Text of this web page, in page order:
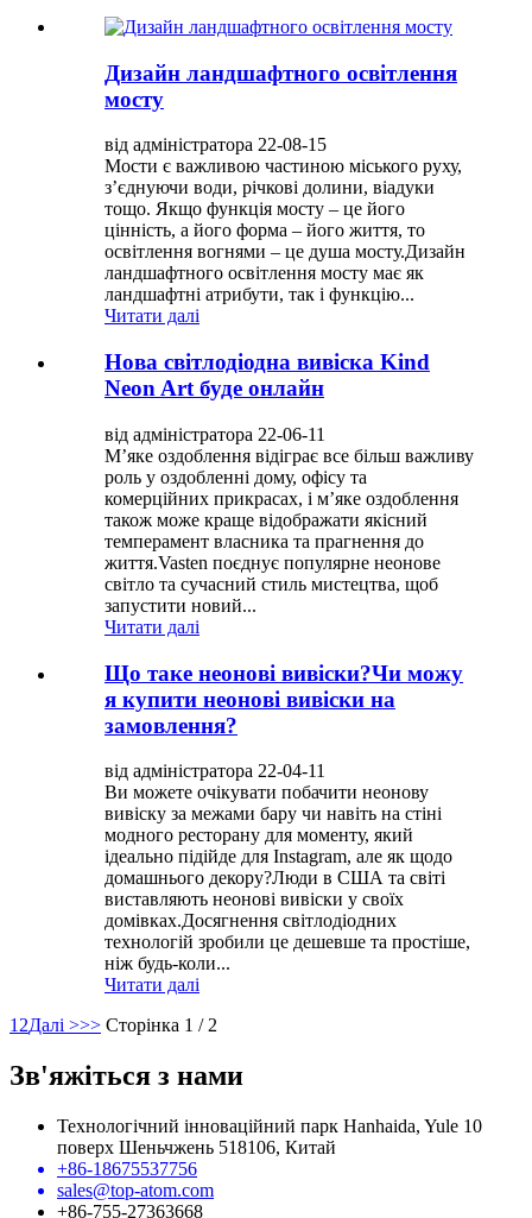
Дизайн ландшафтного освітлення
мосту
від адміністратора 22-08-15
Мости є важливою частиною міського руху,
з’єднуючи води, річкові долини, віадуки
тощо. Якщо функція мосту – це його
цінність, а його форма – його життя, то
освітлення вогнями – це душа мосту.Дизайн
ландшафтного освітлення мосту має як
ландшафтні атрибути, так і функцію...
Читати далі
Нова світлодіодна вивіска Kind
Neon Art буде онлайн
від адміністратора 22-06-11
М’яке оздоблення відіграє все більш важливу
роль у оздобленні дому, офісу та
комерційних прикрасах, і м’яке оздоблення
також може краще відображати якісний
темперамент власника та прагнення до
життя.Vasten поєднує популярне неонове
світло та сучасний стиль мистецтва, щоб
запустити новий...
Читати далі
Що таке неонові вивіски?Чи можу
я купити неонові вивіски на
замовлення?
від адміністратора 22-04-11
Ви можете очікувати побачити неонову
вивіску за межами бару чи навіть на стіні
модного ресторану для моменту, який
ідеально підійде для Instagram, але як щодо
домашнього декору?Люди в США та світі
виставляють неонові вивіски у своїх
домівках.Досягнення світлодіодних
технологій зробили це дешевше та простіше,
ніж будь-коли...
Читати далі
1 2Далі >>> Сторінка 1 / 2
Зв'яжіться з нами
Технологічний інноваційний парк Hanhaida, Yule 10
поверх Шеньчжень 518106, Китай
+86-18675537756
sales@top-atom.com
+86-755-27363668